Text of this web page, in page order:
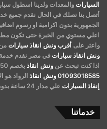
السيارات
أتصل بنا نصلك في الحال نقدم جميع
الجمهورية بدون اكرامية او رسوم
اعلي مستوي من الخبرة حتى تكون
واعثر على أقرب ونش انقاذ سيارات
ونش انقاذ سيارات في مصر نقدم
اذا كنت تبحث عن ونش انقاذ بخصم 50% اتصل بنا الان علي
01093018585ونش انقاذ الرواد هو
إنقاذ السيارات علي مدار 24 ساعة بدون اكرامية او رسوم اضافية.
خدماتنا